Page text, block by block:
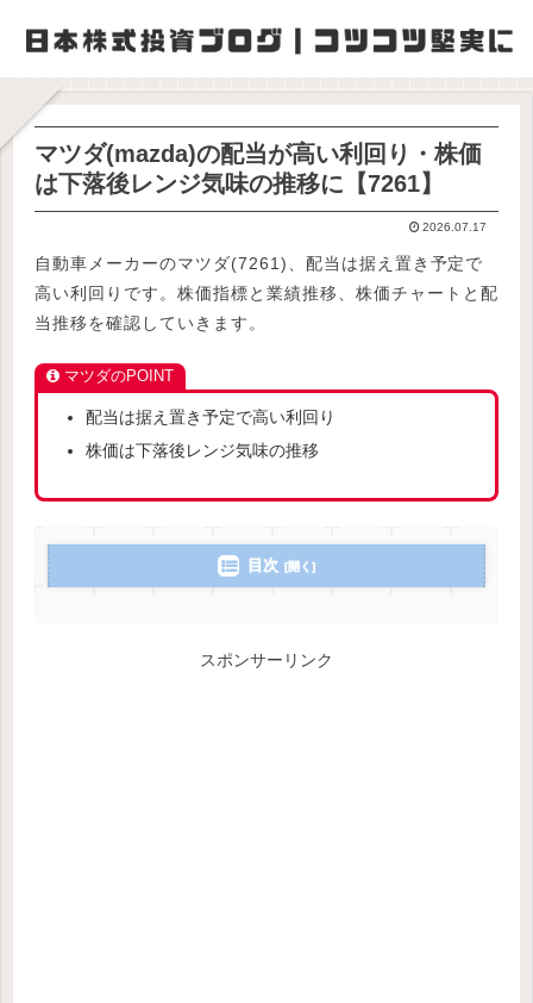
マツダ(mazda)の配当が高い利回り・株価
は下落後レンジ気味の推移に【7261】
2026.07.17
自動車メーカーのマツダ(7261)、配当は据え置き予定で
高い利回りです。株価指標と業績推移、株価チャートと配
当推移を確認していきます。
マツダのPOINT
配当は据え置き予定で高い利回り
株価は下落後レンジ気味の推移
目次
スポンサーリンク